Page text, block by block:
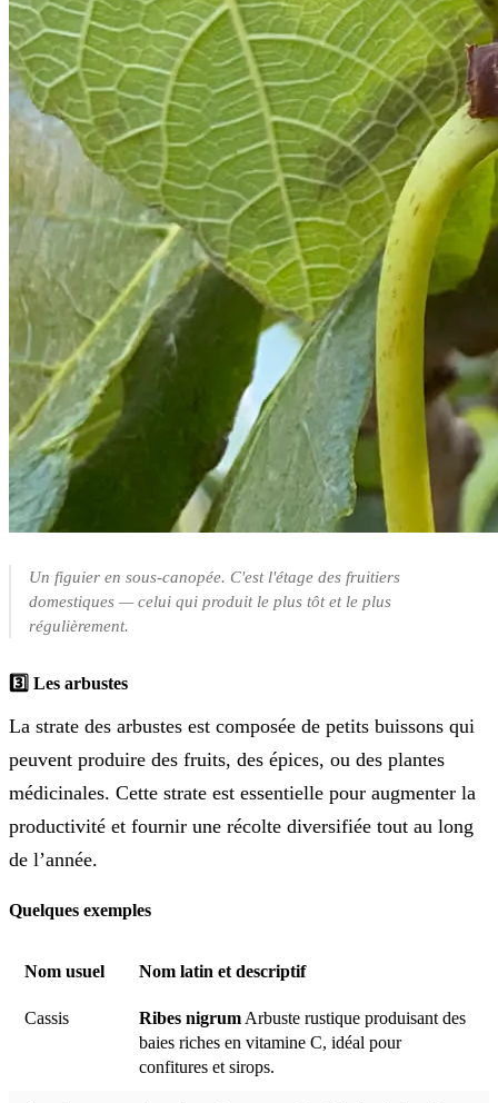
Un figuier en sous-canopée. C'est l'étage des fruitiers
domestiques — celui qui produit le plus tôt et le plus
régulièrement.
3️⃣ Les arbustes
La strate des arbustes est composée de petits buissons qui
peuvent produire des fruits, des épices, ou des plantes
médicinales. Cette strate est essentielle pour augmenter la
productivité et fournir une récolte diversifiée tout au long
de l’année.
Quelques exemples
Nom usuel Nom latin et descriptif
Cassis Ribes nigrum Arbuste rustique produisant des
baies riches en vitamine C, idéal pour
confitures et sirops.